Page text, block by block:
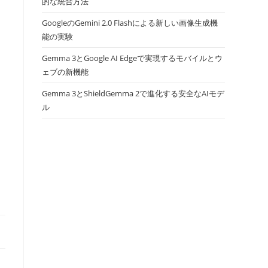
GoogleのGemini 2.0 Flashによる新しい画像生成機
能の実験
Gemma 3とGoogle AI Edgeで実現するモバイルとウ
ェブの新機能
Gemma 3とShieldGemma 2で進化する安全なAIモデ
ル